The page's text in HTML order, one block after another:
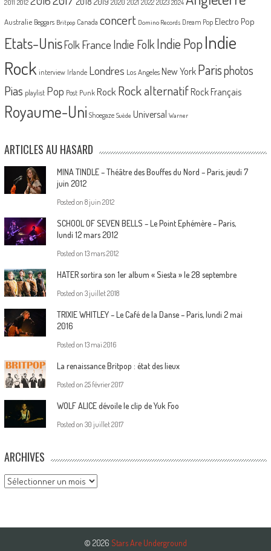
2011 2012 2021 2022 2023 2024
Australie Beggars Britpop Canada concert Domino Records Dream Pop Electro Pop
Etats-UnisFolk France Indie FolkIndie PopIndie
Rock interview Irlande Londres Los Angeles New York Parisphotos
Pias playlist Pop Post Punk Rock Rock alternatif Rock Français
Royaume-Uni Shoegaze Suède Universal Warner
ARTICLES AU HASARD
MINA TINDLE – Théâtre des Bouffes du Nord – Paris, jeudi 7
juin 2012
Posted on 8 juin 2012
SCHOOL OF SEVEN BELLS – Le Point Ephémère – Paris,
lundi 12 mars 2012
Posted on 13 mars 2012
HATER sortira son 1er album « Siesta » le 28 septembre
Posted on 3 juillet 2018
TRIXIE WHITLEY – Le Café de la Danse – Paris, lundi 2 mai
2016
Posted on 13 mai 2016
La renaissance Britpop : état des lieux
Posted on 25 février 2017
WOLF ALICE dévoile le clip de Yuk Foo
Posted on 30 juillet 2017
ARCHIVES
Archives
© 2026 Stars Are Underground